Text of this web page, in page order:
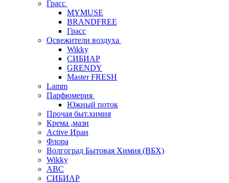
Грасс
MYMUSE
BRANDFREE
Грасс
Освежители воздуха
Wikky
СИБИАР
GRENDY
Master FRESH
Lamm
Парфюмерия
Южный поток
Прочая быт.химия
Крема ,мази
Аctive Иран
Флора
Волгоград Бытовая Химия (ВБХ)
Wikky
АВС
СИБИАР